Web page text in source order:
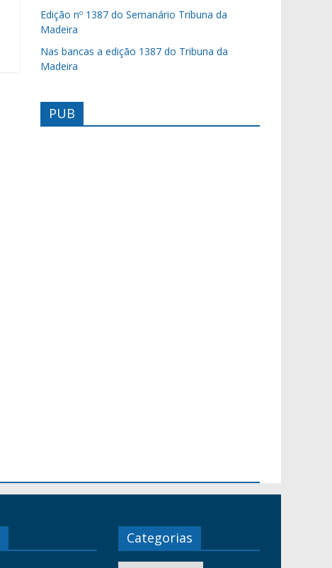
Edição nº 1387 do Semanário Tribuna da
Madeira
Nas bancas a edição 1387 do Tribuna da
Madeira
PUB
Categorias